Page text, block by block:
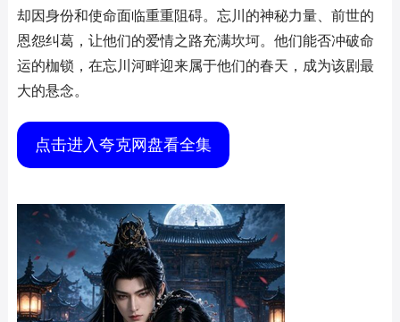
却因身份和使命面临重重阻碍。忘川的神秘力量、前世的
恩怨纠葛，让他们的爱情之路充满坎坷。他们能否冲破命
运的枷锁，在忘川河畔迎来属于他们的春天，成为该剧最
大的悬念。
点击进入夸克网盘看全集